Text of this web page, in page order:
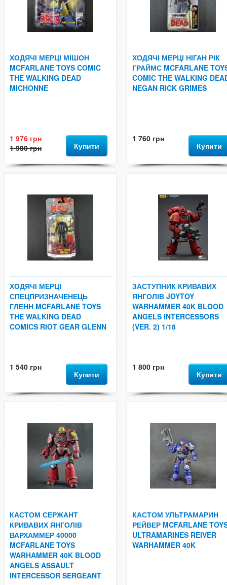
ХОДЯЧІ МЕРЦІ МІШОН
MCFARLANE TOYS COMIC
THE WALKING DEAD
MICHONNE
1 976 грн
1 980 грн
Купити
ХОДЯЧІ МЕРЦІ НІГАН РІК
ГРАЙМС MCFARLANE
COMIC THE WALKING
NEGAN RICK GRIMES
1 760 грн
Купити
ХОДЯЧІ МЕРЦІ
СПЕЦПРИЗНАЧЕНЕЦЬ
ГЛЕНН MCFARLANE TOYS
THE WALKING DEAD
COMICS RIOT GEAR GLENN
1 540 грн
Купити
ЗАСТУПНИК КРИВАВИХ
ЯНГОЛІВ JOYTOY
WARHAMMER 40K BLOOD
ANGELS INTERCESSORS
(VER. 2) 1/18
1 800 грн
Купити
КАСТОМ СЕРЖАНТ
КРИВАВИХ ЯНГОЛІВ
ВАРХАММЕР 40000
MCFARLANE TOYS
WARHAMMER 40K BLOOD
ANGELS ASSAULT
INTERCESSOR SERGEANT
КАСТОМ УЛЬТРАМАРИН
РЕЙВЕР MCFARLANE
ULTRAMARINES REIVER
WARHAMMER 40K